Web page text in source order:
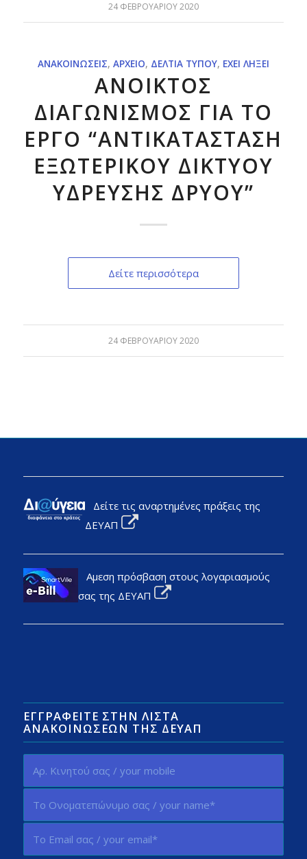
24 ΦΕΒΡΟΥΑΡΊΟΥ 2020
ΑΝΑΚΟΙΝΏΣΕΙΣ, ΑΡΧΕΊΟ, ΔΕΛΤΊΑ ΤΎΠΟΥ, ΈΧΕΙ ΛΉΞΕΙ
ΑΝΟΙΚΤΟΣ
ΔΙΑΓΩΝΙΣΜΟΣ ΓΙΑ ΤΟ
ΕΡΓΟ “ΑΝΤΙΚΑΤΑΣΤΑΣΗ
ΕΞΩΤΕΡΙΚΟΥ ΔΙΚΤΥΟΥ
ΥΔΡΕΥΣΗΣ ΔΡΥΟΥ”
Δείτε περισσότερα
24 ΦΕΒΡΟΥΑΡΊΟΥ 2020
Δείτε τις αναρτημένες πράξεις της
ΔΕΥΑΠ
Αμεση πρόσβαση στους λογαριασμούς
σας της ΔΕΥΑΠ
ΕΓΓΡΑΦΕΊΤΕ ΣΤΗΝ ΛΊΣΤΑ
ΑΝΑΚΟΙΝΏΣΕΩΝ ΤΗΣ ΔΕΥΑΠ